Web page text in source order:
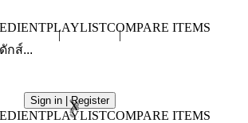
PLAYLISTCOMPARE ITEMS
Sign in | Register
X
PLAYLISTCOMPARE ITEMS